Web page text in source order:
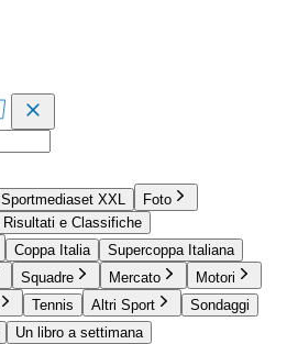
Sportmediaset XXL
Foto
Risultati e Classifiche
Coppa Italia
Supercoppa Italiana
Squadre Mercato
Motori
Tennis Altri Sport
Sondaggi
Un libro a settimana